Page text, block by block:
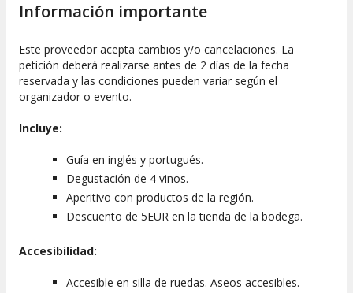
Información importante
Este proveedor acepta cambios y/o cancelaciones. La
petición deberá realizarse antes de 2 días de la fecha
reservada y las condiciones pueden variar según el
organizador o evento.
Incluye:
Guía en inglés y portugués.
Degustación de 4 vinos.
Aperitivo con productos de la región.
Descuento de 5EUR en la tienda de la bodega.
Accesibilidad:
Accesible en silla de ruedas. Aseos accesibles.